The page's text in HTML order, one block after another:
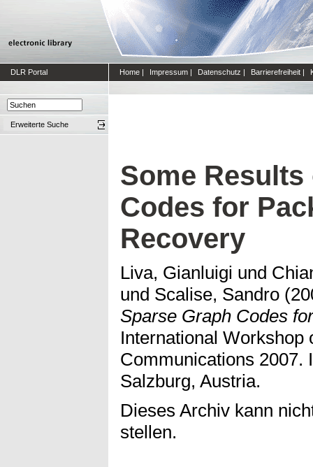
DLR Portal Home | Impressum | Datenschutz | Barrierefreiheit |
Erweiterte Suche
Some
Codes for
Recovery
Liva, Gianluigi und
und Scalise, Sandro
Sparse Graph Codes
International Workshop
Communications 2007.
Salzburg, Austria.
Dieses Archiv kann
stellen.